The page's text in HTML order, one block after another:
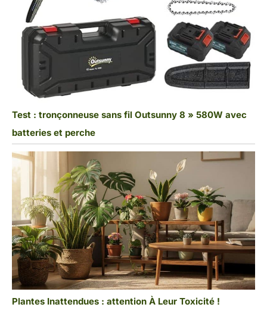
Test : tronçonneuse sans fil Outsunny 8 » 580W avec
batteries et perche
Plantes Inattendues : attention À Leur Toxicité !